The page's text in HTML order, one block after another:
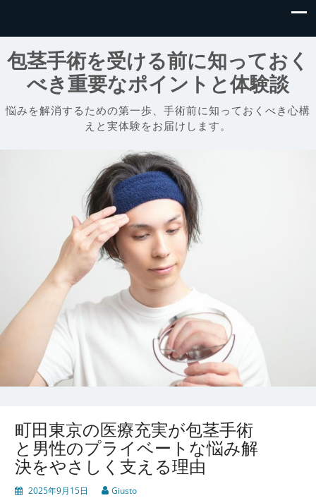
包茎手術を受ける前に知っておく
べき重要なポイントと体験談
悩みを解消するための第一歩、手術前に知っておくべき心構
えと実体験をお届けします。
町田東京の医療充実が包茎手術
と男性のプライベートな悩み解
決をやさしく支える理由
2025年9月15日 Giusto